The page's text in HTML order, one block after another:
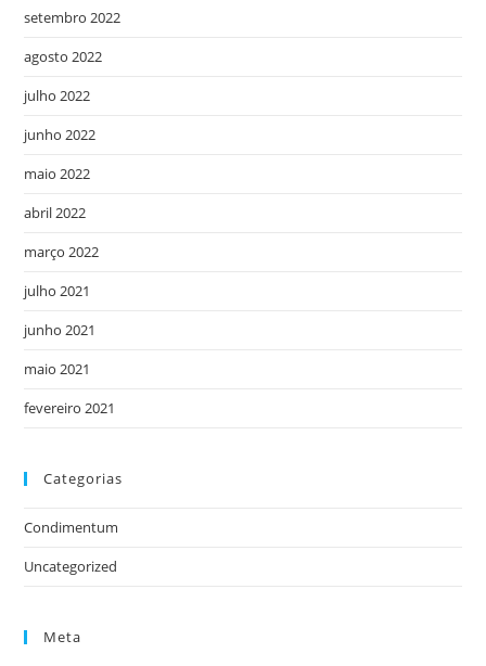
setembro 2022
agosto 2022
julho 2022
junho 2022
maio 2022
abril 2022
março 2022
julho 2021
junho 2021
maio 2021
fevereiro 2021
Categorias
Condimentum
Uncategorized
Meta